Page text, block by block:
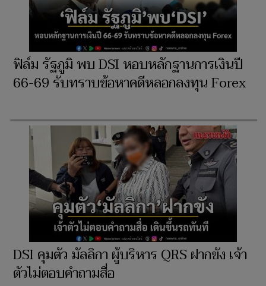
ฟิล์ม รัฐภูมิ พบ DSI หอบหลักฐานการเงินปี
66-69 รับทราบข้อหาคดีหลอกลงทุน Forex
DSI คุมตัว มัลลิกา ผู้บริหาร QRS ฝากขัง เจ้า
ตัวไม่ตอบคำถามสื่อ